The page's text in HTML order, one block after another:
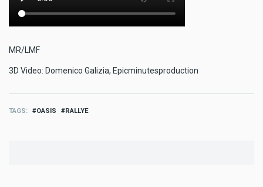
MR/LMF
3D Video: Domenico Galizia, Epicminutesproduction
TAGS OASIS RALLYE